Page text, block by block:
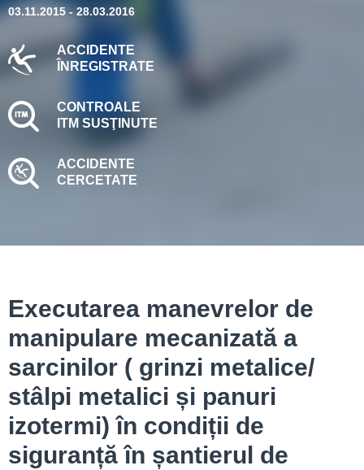
03.11.2015 - 28.03.2016
ACCIDENTE
ÎNREGISTRATE
CONTROALE
ITM SUSŢINUTE
ACCIDENTE
CERCETATE
Executarea manevrelor de
manipulare mecanizată a
sarcinilor ( grinzi metalice/
stâlpi metalici și panuri
izotermi) în condiții de
siguranță în șantierul de